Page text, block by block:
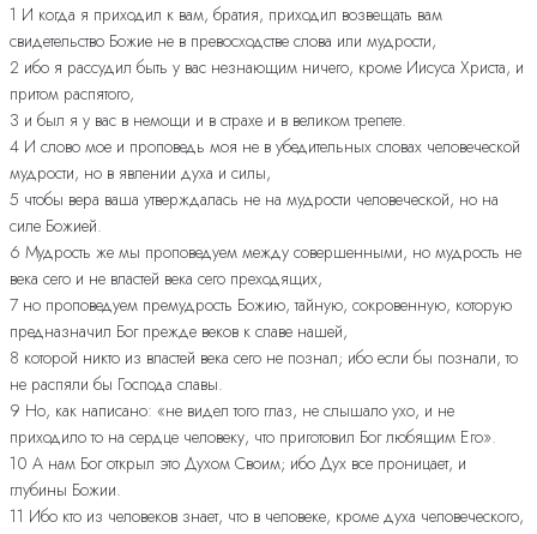
1 И когда я приходил к вам, братия, приходил возвещать вам
свидетельство Божие не в превосходстве слова или мудрости,
2 ибо я рассудил быть у вас незнающим ничего, кроме Иисуса Христа, и
притом распятого,
3 и был я у вас в немощи и в страхе и в великом трепете.
4 И слово мое и проповедь моя не в убедительных словах человеческой
мудрости, но в явлении духа и силы,
5 чтобы вера ваша утверждалась не на мудрости человеческой, но на
силе Божией.
6 Мудрость же мы проповедуем между совершенными, но мудрость не
века сего и не властей века сего преходящих,
7 но проповедуем премудрость Божию, тайную, сокровенную, которую
предназначил Бог прежде веков к славе нашей,
8 которой никто из властей века сего не познал; ибо если бы познали, то
не распяли бы Господа славы.
9 Но, как написано: «не видел того глаз, не слышало ухо, и не
приходило то на сердце человеку, что приготовил Бог любящим Его».
10 А нам Бог открыл это Духом Своим; ибо Дух все проницает, и
глубины Божии.
11 Ибо кто из человеков знает, что в человеке, кроме духа человеческого,